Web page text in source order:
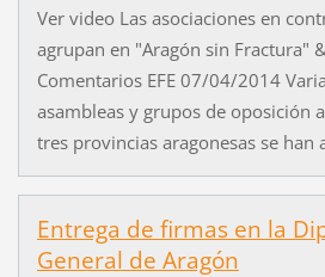
Ver video Las asociaciones en
agrupan en "Aragón sin Fractura"
Comentarios EFE 07/04/2014
asambleas y grupos de oposición
tres provincias aragonesas se han
Entrega de firmas en la
General de Aragón